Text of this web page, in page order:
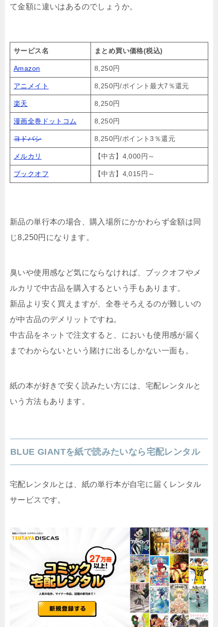
て金額に違いはあるのでしょうか。
サービス名 まとめ買い価格(税込)
Amazon 8,250円
アニメイト 8,250円/ポイント最大7％還元
楽天 8,250円
漫画全巻ドットコム 8,250円
ヨドバシ 8,250円/ポイント3％還元
メルカリ 【中古】4,000円～
ブックオフ 【中古】4,015円～
新品の単行本の場合、購入場所にかかわらず金額は同
じ8,250円になります。
臭いや使用感など気にならなければ、ブックオフやメ
ルカリで中古品を購入するという手もあります。
新品より安く買えますが、全巻そろえるのが難しいの
が中古品のデメリットですね。
中古品をネットで注文すると、においも使用感が届く
までわからないという賭けに出るしかない一面も。
紙の本が好きで安く読みたい方には、宅配レンタルと
いう方法もあります。
BLUE GIANTを紙で読みたいなら宅配レンタル
宅配レンタルとは、紙の単行本が自宅に届くレンタル
サービスです。